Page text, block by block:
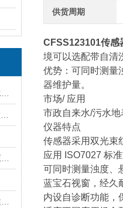
供货周期
CFSS123101传感
境可以选配带自清
优势：可同时测量
器维护量。
市场/ 应用
市政自来水/污水
仪器特点
传感器采用双光束
应用 ISO7027 标
可同时测量浊度、
蓝宝石视窗，经久
内设自诊断功能，